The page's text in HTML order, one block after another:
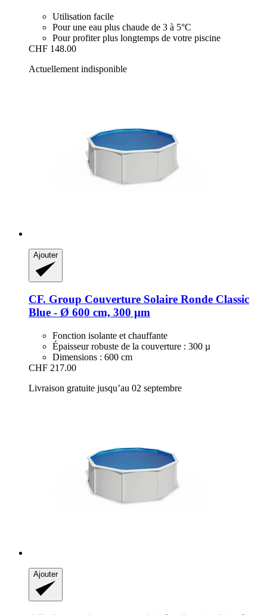
Utilisation facile
Pour une eau plus chaude de 3 à 5°C
Pour profiter plus longtemps de votre piscine
CHF 148.00
Actuellement indisponible
Ajouter
CF. Group Couverture Solaire Ronde Classic
Blue -​ Ø 600 cm, 300 µm
Fonction isolante et chauffante
Épaisseur robuste de la couverture : 300 µ
Dimensions : 600 cm
CHF 217.00
Livraison gratuite jusqu’au 02 septembre
Ajouter